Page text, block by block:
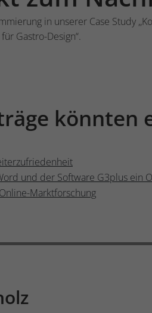
in unserer Case Study
Gastro-Design“.
könnten
und der Software G3plus ein
Marktforschung